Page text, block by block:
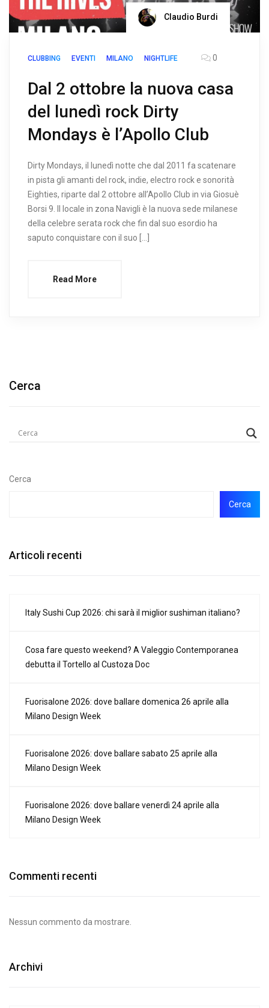
Claudio Burdi
CLUBBING EVENTI MILANO NIGHTLIFE 0
Dal 2 ottobre la nuova casa
del lunedì rock Dirty
Mondays è l’Apollo Club
Dirty Mondays, il lunedì notte che dal 2011 fa scatenare
in pista gli amanti del rock, indie, electro rock e sonorità
Eighties, riparte dal 2 ottobre all’Apollo Club in via Giosuè
Borsi 9. Il locale in zona Navigli è la nuova sede milanese
della celebre serata rock che fin dal suo esordio ha
saputo conquistare con il suo […]
Read More
Cerca
Cerca
Cerca
Articoli recenti
Italy Sushi Cup 2026: chi sarà il miglior sushiman italiano?
Cosa fare questo weekend? A Valeggio Contemporanea
debutta il Tortello al Custoza Doc
Fuorisalone 2026: dove ballare domenica 26 aprile alla
Milano Design Week
Fuorisalone 2026: dove ballare sabato 25 aprile alla
Milano Design Week
Fuorisalone 2026: dove ballare venerdì 24 aprile alla
Milano Design Week
Commenti recenti
Nessun commento da mostrare.
Archivi